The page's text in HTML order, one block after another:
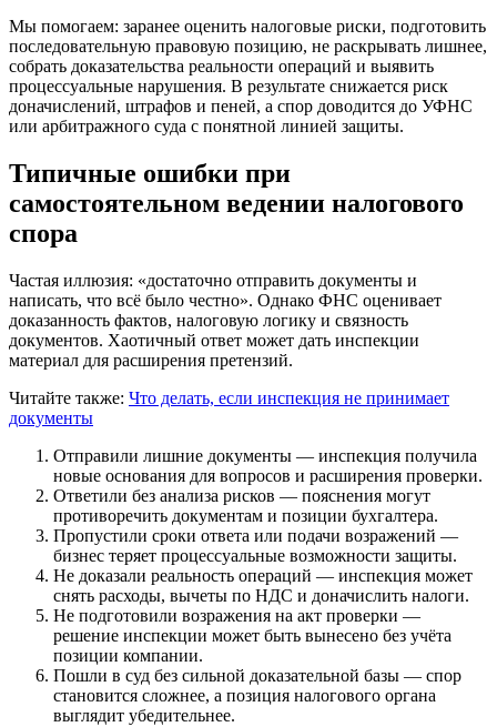
Мы помогаем: заранее оценить налоговые риски, подготовить
последовательную правовую позицию, не раскрывать лишнее,
собрать доказательства реальности операций и выявить
процессуальные нарушения. В результате снижается риск
доначислений, штрафов и пеней, а спор доводится до УФНС
или арбитражного суда с понятной линией защиты.
Типичные ошибки при
самостоятельном ведении налогового
спора
Частая иллюзия: «достаточно отправить документы и
написать, что всё было честно». Однако ФНС оценивает
доказанность фактов, налоговую логику и связность
документов. Хаотичный ответ может дать инспекции
материал для расширения претензий.
Читайте также: Что делать, если инспекция не принимает
документы
Отправили лишние документы — инспекция получила
новые основания для вопросов и расширения проверки.
Ответили без анализа рисков — пояснения могут
противоречить документам и позиции бухгалтера.
Пропустили сроки ответа или подачи возражений —
бизнес теряет процессуальные возможности защиты.
Не доказали реальность операций — инспекция может
снять расходы, вычеты по НДС и доначислить налоги.
Не подготовили возражения на акт проверки —
решение инспекции может быть вынесено без учёта
позиции компании.
Пошли в суд без сильной доказательной базы — спор
становится сложнее, а позиция налогового органа
выглядит убедительнее.